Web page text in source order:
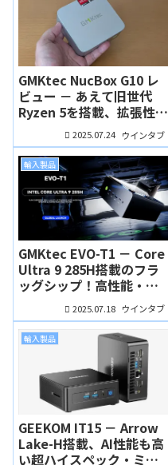
GMKtec NucBox G10 レ
ビュー － あえて旧世代
Ryzen 5を搭載、拡張性と
品質にこだわった2万円台
ミニPC
2025.07.24 ウインタブ
輸入製品
GMKtec EVO-T1 － Core
Ultra 9 285H搭載のフラ
ッグシップ！高性能・高
拡張性、そして価格も魅
力！
2025.07.18 ウインタブ
輸入製品
GEEKOM IT15 － Arrow
Lake-H搭載、AI性能も高
い超ハイスペック・ミニ